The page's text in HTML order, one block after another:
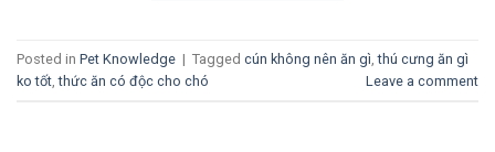
Posted in Pet Knowledge | Tagged cún không nên ăn gì ,thú cưng ăn gì
ko tốt ,thức ăn có độc cho chó Leave a comment